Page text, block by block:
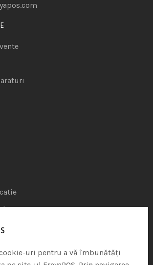
vanzare
uri pentru a vă îmbunătăți